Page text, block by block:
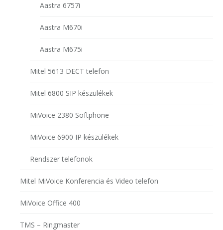
Aastra 6757i
Aastra M670i
Aastra M675i
Mitel 5613 DECT telefon
Mitel 6800 SIP készülékek
MiVoice 2380 Softphone
MiVoice 6900 IP készülékek
Rendszer telefonok
Mitel MiVoice Konferencia és Video telefon
MiVoice Office 400
TMS – Ringmaster